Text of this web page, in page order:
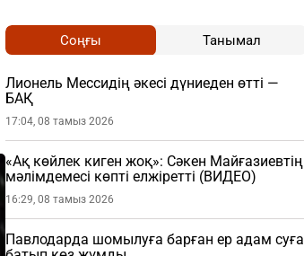
Соңғы Танымал
Лионель Мессидің әкесі дүниеден өтті —
БАҚ
17:04, 08 тамыз 2026
«Ақ көйлек киген жоқ»: Сәкен Майғазиевтің
мәлімдемесі көпті елжіретті (ВИДЕО)
16:29, 08 тамыз 2026
Павлодарда шомылуға барған ер адам суға